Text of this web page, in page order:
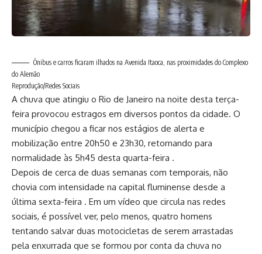
Ônibus e carros ficaram ilhados na Avenida Itaoca, nas proximidades do Complexo
do Alemão
Reprodução/Redes Sociais
A chuva que atingiu o Rio de Janeiro na noite desta terça-
feira provocou estragos em diversos pontos da cidade. O
município chegou a ficar nos estágios de alerta e
mobilização entre 20h50 e 23h30, retornando para
normalidade às 5h45 desta quarta-feira .
Depois de cerca de duas semanas com temporais, não
chovia com intensidade na capital fluminense desde a
última sexta-feira . Em um vídeo que circula nas redes
sociais, é possível ver, pelo menos, quatro homens
tentando salvar duas motocicletas de serem arrastadas
pela enxurrada que se formou por conta da chuva no